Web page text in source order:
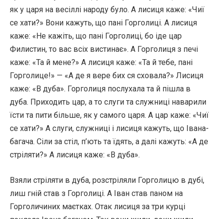
як у царя на весіллі народу було. А лисиця каже: «Чиї
се хати?» Вони кажуть, що пані Горголиці. А лисиця
каже: «Не кажіть, що пані Горголиці, бо іде цар
Филистин, то вас всіх вистинає». А Горголиця з печі
каже: «Та й мене?» А лисиця каже: «Та й тебе, пані
Горголице!» — «А де я вере бих ся сховала?» Лисиця
каже: «В дуба». Горголиця послухала та й пішла в
дуба. Приходить цар, а то слуги та служниці наварили
їсти та пити більше, як у самого царя. А цар каже: «Чиї
се хати?» А слуги, служниці і лисиця кажуть, що Івана-
багача. Сіли за стіл, п’ють та їдять, а далі кажуть: «А де
стріляти?» А лисиця каже: «В дуба».
Взяли стріляти в дуба, розстріляли Горголицю в дубі,
лиш гній став з Горголиці. А Іван став паном на
Горголичиних маєтках. Отак лисиця за три курці